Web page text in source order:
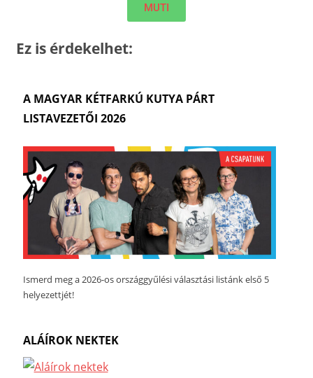
MUTI
Ez is érdekelhet:
A MAGYAR KÉTFARKÚ KUTYA PÁRT
LISTAVEZETŐI 2026
Ismerd meg a 2026-os országgyűlési választási listánk első 5
helyezettjét!
ALÁÍROK NEKTEK